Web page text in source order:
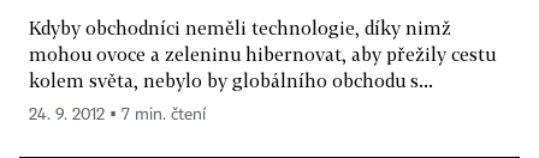
Kdyby obchodníci neměli technologie, díky nimž
mohou ovoce a zeleninu hibernovat, aby přežily cestu
kolem světa, nebylo by globálního obchodu s...
24. 9. 2012 ▪ 7 min. čtení